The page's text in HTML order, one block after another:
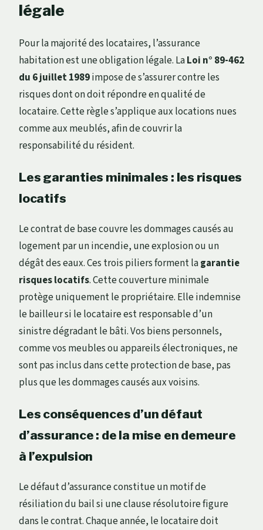
légale
Pour la majorité des locataires, l’assurance
habitation est une obligation légale. LaLoi n° 89-462
du 6 juillet 1989impose de s’assurer contre les
risques dont on doit répondre en qualité de
locataire. Cette règle s’applique aux locations nues
comme aux meublés, afin de couvrir la
responsabilité du résident.
Les garanties minimales : les risques
locatifs
Le contrat de base couvre les dommages causés au
logement par un incendie, une explosion ou un
dégât des eaux. Ces trois piliers forment lagarantie
risques locatifs. Cette couverture minimale
protège uniquement le propriétaire. Elle indemnise
le bailleur si le locataire est responsable d’un
sinistre dégradant le bâti. Vos biens personnels,
comme vos meubles ou appareils électroniques, ne
sont pas inclus dans cette protection de base, pas
plus que les dommages causés aux voisins.
Les conséquences d’un défaut
d’assurance : de la mise en demeure
à l’expulsion
Le défaut d’assurance constitue un motif de
résiliation du bail si une clause résolutoire figure
dans le contrat. Chaque année, le locataire doit